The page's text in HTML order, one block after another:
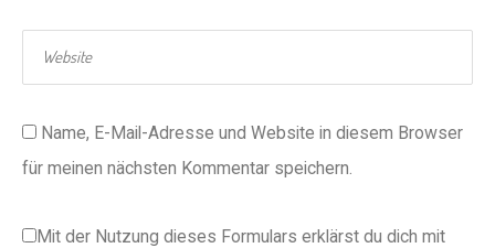
Name, E-Mail-Adresse und Website in diesem Browser
für meinen nächsten Kommentar speichern.
Mit der Nutzung dieses Formulars erklärst du dich mit